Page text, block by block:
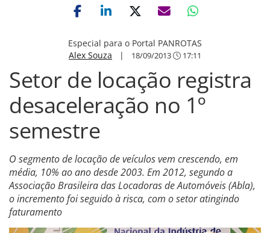
Especial para o Portal PANROTAS
Alex Souza | 18/09/2013 17:11
Setor de locação registra
desaceleração no 1º
semestre
O segmento de locação de veículos vem crescendo, em
média, 10% ao ano desde 2003. Em 2012, segundo a
Associação Brasileira das Locadoras de Automóveis (Abla),
o incremento foi seguido à risca, com o setor atingindo
faturamento